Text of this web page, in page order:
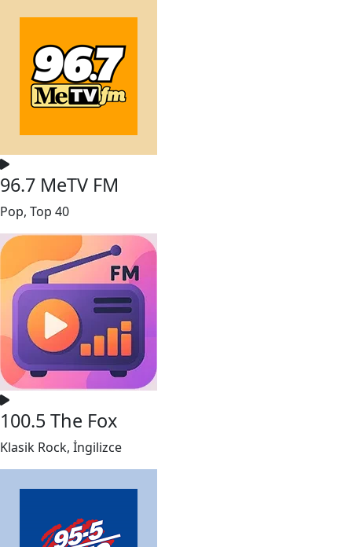
96.7 MeTV FM
Pop, Top 40
100.5 The Fox
Klasik Rock, İngilizce